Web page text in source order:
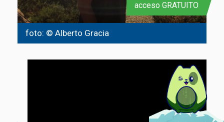
foto: © Alberto Gracia
acceso GRATUITO